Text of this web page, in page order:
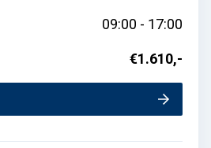
09:00 - 17:00
€1.610,-